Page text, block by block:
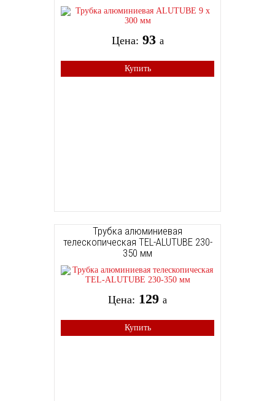
Цена: 93 a
Купить
Трубка алюминиевая
телескопическая TEL-ALUTUBE 230-
350 мм
Цена: 129 a
Купить